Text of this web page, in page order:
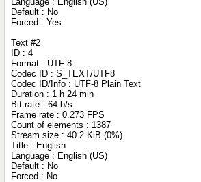
Default : No
Forced : Yes
Text #2
ID : 4
Format : UTF-8
Codec ID : S_TEXT/UTF8
Codec ID/Info : UTF-8 Plain Text
Duration : 1 h 24 min
Bit rate : 64 b/s
Frame rate : 0.273 FPS
Count of elements : 1387
Stream size : 40.2 KiB (0%)
Title : English
Language : English (US)
Default : No
Forced : No